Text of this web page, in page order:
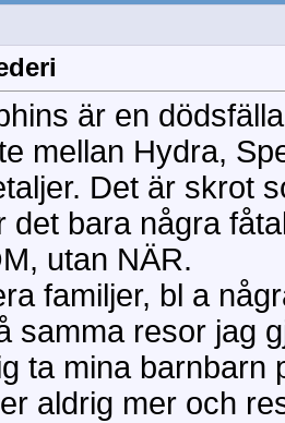
är en
mellan Hydra,
Det är skrot
det bara några
utan NÄR.
familjer, bl a
samma resor jag
ta mina barnbarn
aldrig mer och